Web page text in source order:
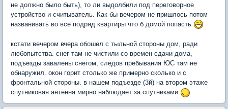
не должно было быть), то ли выдолбили под переговорное
устройство и считыватель. Как бы вечером не пришлось потом
названивать во все подряд квартиры что б домой попасть
кстати вечером вчера обошел с тыльной стороны дом, ради
любопытства. снег там не чистили со времен сдачи дома,
подъезды завалены снегом, следов пребывания ЮС там не
обнаружил. окон горит столько же примерно сколько и с
фронтальной стороны. в нашем подъезде (3й) на втором этаже
спутниковая антенна мирно наблюдает за спутниками